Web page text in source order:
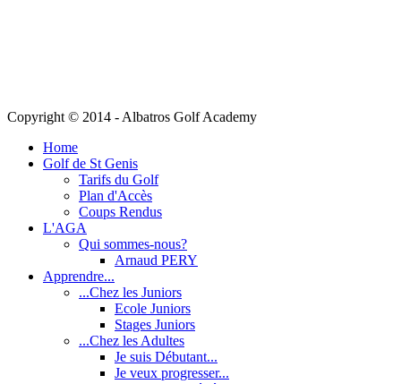
Copyright © 2014 - Albatros Golf Academy
Home
Golf de St Genis
Tarifs du Golf
Plan d'Accès
Coups Rendus
L'AGA
Qui sommes-nous?
Arnaud PERY
Apprendre...
...Chez les Juniors
Ecole Juniors
Stages Juniors
...Chez les Adultes
Je suis Débutant...
Je veux progresser...